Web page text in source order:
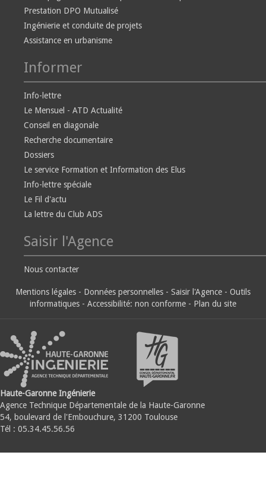
Prestation DPO Mutualisé
Ingénierie et conduite de projets
Assistance en urbanisme
Informer
Info-lettre
Le Mensuel - ATD Actualité
Conseil en diagonale
Recherche documentaire
Dossiers
Le service Formation et Information des Elus
Info-lettre spéciale
Le Fil d'actu
La lettre du Club ADS
Saisir l'Agence
Nous contacter
Mentions légales - Données personnelles - Saisir l'Agence - Outils
informatiques - Accessibilité: non conforme - Plan du site
Haute-Garonne Ingénierie
Agence Technique Départementale de la Haute-Garonne
54, boulevard de l'Embouchure, 31200 Toulouse
Tél : 05.34.45.56.56